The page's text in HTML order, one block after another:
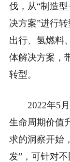
伐，从“制造
决方案”进行
出行、氢燃料
体解决方案，
转型。
2022年5
生命周期价值
求的洞察开始
发”，可针对